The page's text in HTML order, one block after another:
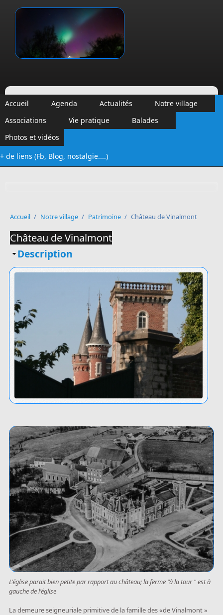
Vinalmont
Accueil Agenda Actualités
Notre village
Associations
Vie pratique
Balades
Photos et vidéos
+ de liens (Fb, Blog, nostalgie....)
Accueil / Notre village / Patrimoine / Château de Vinalmont
Château de Vinalmont
Masquer
Description
L'église parait bien petite par rapport au château; la ferme "à la tour " est à
gauche de l'église
La demeure seigneuriale primitive de la famille des «de Vinalmont »